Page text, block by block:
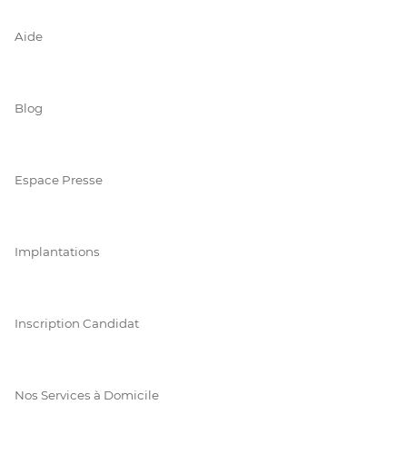
Aide
Blog
Espace Presse
Implantations
Inscription Candidat
Nos Services à Domicile